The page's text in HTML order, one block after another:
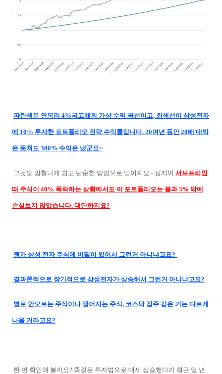
파란색은 연복리 4%국고채의 가상 수익 곡선이고, 회색선이 삼성전자
에 10% 투자한 포트폴리오 전략 수익률입니다. 20여년 동안 20배 대박
은 못쳐도 300% 수익은 냈군요~
그것도 엄청나게 쉽고 단순한 방법으로 말이지요~ 심지어 서브프라임
때 주식이 40% 폭락하는 상황에서도 이 포트폴리오는 불과 3% 밖에
손실보지 않았습니다. 대단하지요?
뭔가 삼성 전자 주식에 비밀이 있어서 그런거 아니냐고요?
결과론적으로 장기적으로 삼성전자가 상승해서 그런거 아니냐고요?
별로 안오르는 주식이나 떨어지는 주식, 코스닥 잡주 같은 거는 다르게
나올 거라고요?
한 번 확인해 볼까요? 똑같은 투자법으로 대세 상승했다가 최근 몇 년